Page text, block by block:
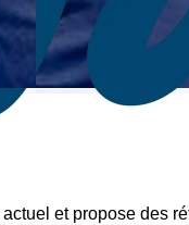
et propose des